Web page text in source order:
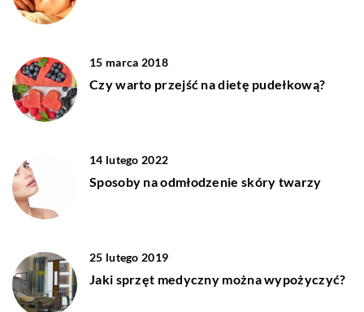
15 marca 2018
Czy warto przejść na dietę pudełkową?
14 lutego 2022
Sposoby na odmłodzenie skóry twarzy
25 lutego 2019
Jaki sprzęt medyczny można wypożyczyć?